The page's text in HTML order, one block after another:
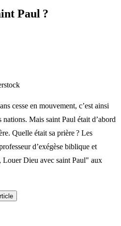
Paul ?
cesse en mouvement, c’est ainsi
Mais saint Paul était d’abord
Quelle était sa prière ? Les
d’exégèse biblique et
Dieu avec saint Paul" aux